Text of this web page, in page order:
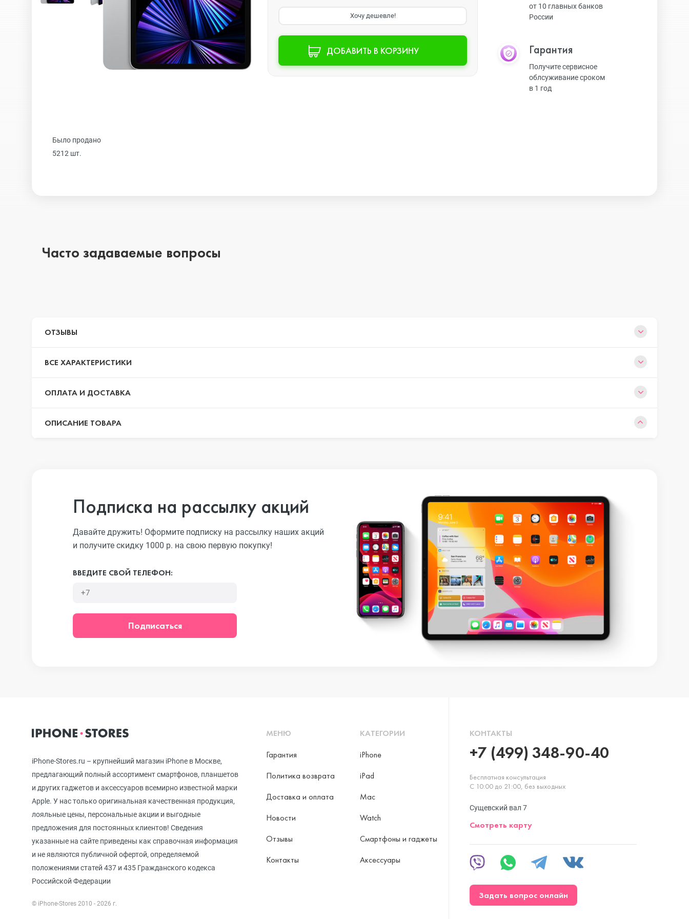
iPhone 15 Pro
iPhone 13 Pro Max
iPhone 13
iPhone 13 mini
iPhone 12 Pro Max
iPhone 11 Pro Max
iPhone 11 Pro
iPhone 11
iPhone XS Max
Watch SE 2
Watch SE
Хочу дешевле!
ДОБАВИТЬ В КОРЗИНУ
Было продано
5212 шт.
от 10 главных банков
России
Гарантия
Получите сервисное
облсуживание сроком
в 1 год
Часто задаваемые вопросы
ОТЗЫВЫ
ВСЕ ХАРАКТЕРИСТИКИ
ОПЛАТА И ДОСТАВКА
ОПИСАНИЕ ТОВАРА
Подписка на рассылку акций
Давайте дружить! Оформите подписку на рассылку наших акций
и получите скидку 1000 р. на свою первую покупку!
ВВЕДИТЕ СВОЙ ТЕЛЕФОН:
Подписаться
iPhone-Stores.ru – крупнейший магазин iPhone в Москве,
предлагающий полный ассортимент смартфонов, планшетов
и других гаджетов и аксессуаров всемирно известной марки
Apple. У нас только оригинальная качественная продукция,
лояльные цены, персональные акции и выгодные
предложения для постоянных клиентов! Сведения
указанные на сайте приведены как справочная информация
и не являются публичной офертой, определяемой
положениями статей 437 и 435 Гражданского кодекса
Российской Федерации
© iPhone-Stores 2010 - 2026 г.
МЕНЮ
Гарантия
Политика возврата
Доставка и оплата
Новости
Отзывы
Контакты
КАТЕГОРИИ
iPhone
iPad
Mac
Watch
Смартфоны и гаджеты
Аксессуары
КОНТАКТЫ
+7 (499) 348-90-40
Бесплатная консультация
С 10:00 до 21:00, без выходных
Сущевский вал 7
Смотреть карту
Задать вопрос онлайн